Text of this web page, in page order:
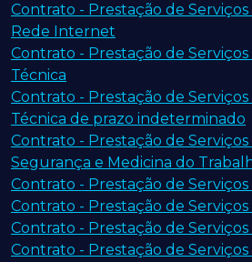
Contrato - Prestação de Serviços
Rede Internet
Contrato - Prestação de
Técnica
Contrato - Prestação de
Técnica de prazo indeterminado
Contrato - Prestação de Serviços
Segurança e Medicina do
Contrato - Prestação de
Contrato - Prestação de
Contrato - Prestação de
Contrato - Prestação de